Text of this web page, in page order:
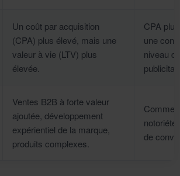
Un coût par acquisition
(CPA) plus élevé, mais une
valeur à vie (LTV) plus
élevée.
CPA
une
niveau
Ventes B2B à forte valeur
ajoutée, développement
expérientiel de la marque,
produits complexes.
notoriété
de